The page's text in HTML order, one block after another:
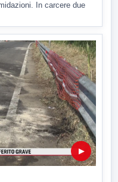
In carcere due
▶